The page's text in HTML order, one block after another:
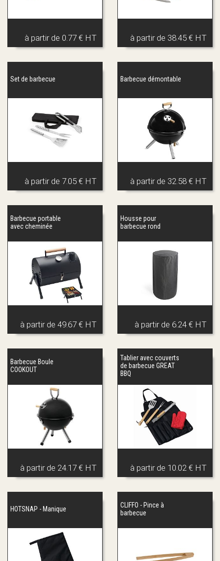
à partir de 0.77 € HT à partir de 38.45 € HT
Set de barbecue
à partir de 7.05 € HT
Barbecue démontable
à partir de 32.58 € HT
Barbecue portable
avec cheminée
à partir de 49.67 € HT
Housse pour
barbecue rond
à partir de 6.24 € HT
Barbecue Boule
COOKOUT
à partir de 24.17 € HT
Tablier avec couverts
de barbecue GREAT
BBQ
à partir de 10.02 € HT
HOTSNAP - Manique
CLIFFO - Pince à
barbecue